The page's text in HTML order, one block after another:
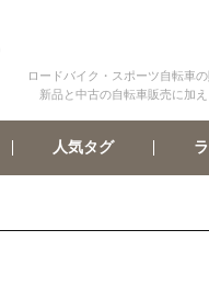
ロードバイク・スポーツ自転車
新品と中古の自転車販売に加
人気タグ